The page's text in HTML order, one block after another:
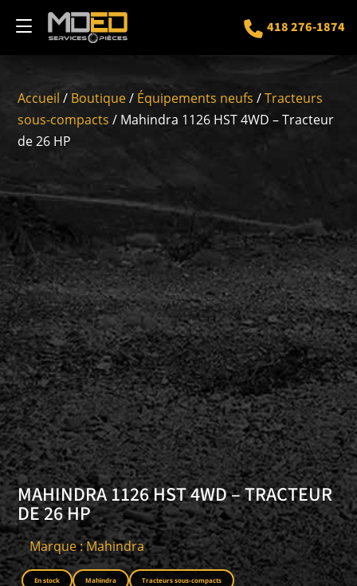
418 276-1874
Accueil / Boutique/ Équipements neufs /Tracteurs
sous-compacts / Mahindra 1126 HST 4WD – Tracteur
de 26 HP
MAHINDRA 1126 HST 4WD – TRACTEUR
DE 26 HP
Marque : Mahindra
En stock Mahindra Tracteurs sous-compacts